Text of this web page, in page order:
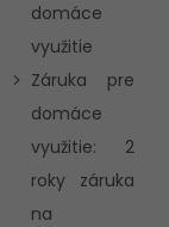
domáce
využitie
Záruka pre
domáce
využitie: 2
roky záruka
na